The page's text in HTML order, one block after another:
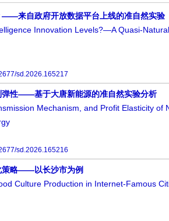
——来自政府开放数据平台上线的准自然实验
Innovation Levels?—A Quasi-
sd.2026.165217
弹性——基于大唐新能源的准自然实验分析
Mechanism, and Profit Elasticity
sd.2026.165216
策略——以长沙市为例
Culture Production in Internet-Famous